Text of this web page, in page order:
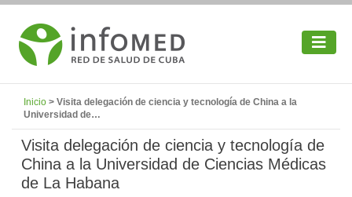
Inicio > Visita delegación de ciencia y tecnología de China a la
Universidad de…
Visita delegación de ciencia y tecnología de
China a la Universidad de Ciencias Médicas
de La Habana